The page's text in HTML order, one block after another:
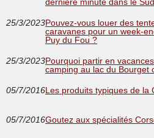
25/3/2023Pouvez-vous louer des
caravanes pour un week-
Puy du Fou ?
25/3/2023Pourquoi partir en
camping au lac du Bourget
05/7/2016Les produits typiques de la
05/7/2016Goutez aux spécialités